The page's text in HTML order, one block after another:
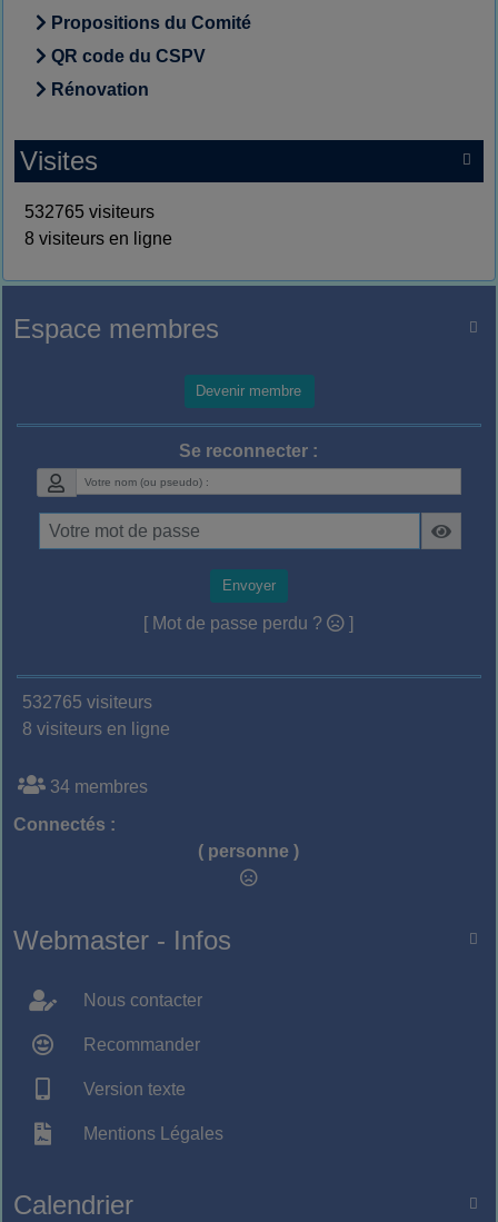
Propositions du Comité
QR code du CSPV
Rénovation

Visites
532765 visiteurs
8 visiteurs en ligne

Espace membres
Devenir membre
Se reconnecter :
Envoyer
[ Mot de passe perdu ? ]
532765 visiteurs
8 visiteurs en ligne
34 membres
Connectés :
( personne )

Webmaster - Infos
Nous contacter
Recommander
Version texte
Mentions Légales

Calendrier